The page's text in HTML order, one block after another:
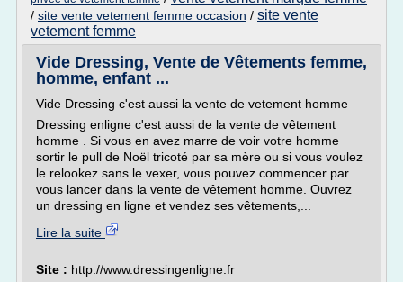
/ site vente vetement femme occasion / site vente
vetement femme
Vide Dressing, Vente de Vêtements femme,
homme, enfant ...
Vide Dressing c'est aussi la vente de vetement homme
Dressing enligne c'est aussi de la vente de vêtement
homme . Si vous en avez marre de voir votre homme
sortir le pull de Noël tricoté par sa mère ou si vous voulez
le relookez sans le vexer, vous pouvez commencer par
vous lancer dans la vente de vêtement homme. Ouvrez
un dressing en ligne et vendez ses vêtements,...
Lire la suite
Site : http://www.dressingenligne.fr